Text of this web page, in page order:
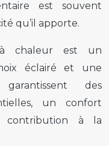
est souvent
qu’il apporte.
à chaleur est un
éclairé et une
garantissent des
un confort
contribution à la